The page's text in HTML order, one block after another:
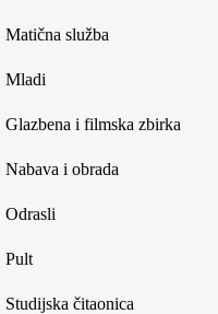
Matična služba
Mladi
Glazbena i filmska zbirka
Nabava i obrada
Odrasli
Pult
Studijska čitaonica